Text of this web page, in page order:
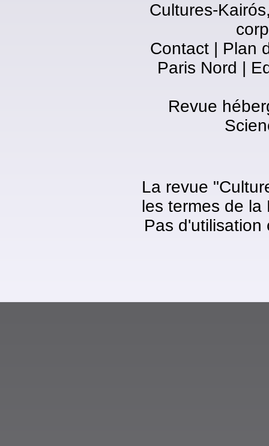
Cultures-
Contact | Plan
Paris Nord |
Revue
La revue
les termes de la
Pas d'utilisation